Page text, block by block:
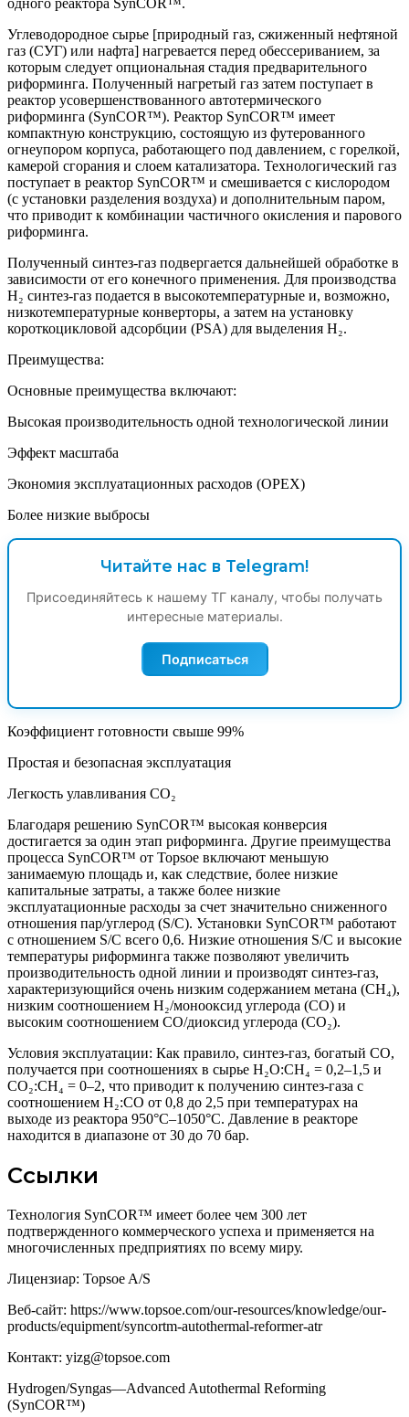
одного реактора SynCOR™.
Углеводородное сырье [природный газ, сжиженный нефтяной
газ (СУГ) или нафта] нагревается перед обессериванием, за
которым следует опциональная стадия предварительного
риформинга. Полученный нагретый газ затем поступает в
реактор усовершенствованного автотермического
риформинга (SynCOR™). Реактор SynCOR™ имеет
компактную конструкцию, состоящую из футерованного
огнеупором корпуса, работающего под давлением, с горелкой,
камерой сгорания и слоем катализатора. Технологический газ
поступает в реактор SynCOR™ и смешивается с кислородом
(с установки разделения воздуха) и дополнительным паром,
что приводит к комбинации частичного окисления и парового
риформинга.
Полученный синтез-газ подвергается дальнейшей обработке в
зависимости от его конечного применения. Для производства
H₂ синтез-газ подается в высокотемпературные и, возможно,
низкотемпературные конверторы, а затем на установку
короткоцикловой адсорбции (PSA) для выделения H₂.
Преимущества:
Основные преимущества включают:
Высокая производительность одной технологической линии
Эффект масштаба
Экономия эксплуатационных расходов (OPEX)
Более низкие выбросы
Читайте нас в Telegram!
Присоединяйтесь к нашему ТГ каналу, чтобы получать
интересные материалы.
Подписаться
Коэффициент готовности свыше 99%
Простая и безопасная эксплуатация
Легкость улавливания CO₂
Благодаря решению SynCOR™ высокая конверсия
достигается за один этап риформинга. Другие преимущества
процесса SynCOR™ от Topsoe включают меньшую
занимаемую площадь и, как следствие, более низкие
капитальные затраты, а также более низкие
эксплуатационные расходы за счет значительно сниженного
отношения пар/углерод (S/C). Установки SynCOR™ работают
с отношением S/C всего 0,6. Низкие отношения S/C и высокие
температуры риформинга также позволяют увеличить
производительность одной линии и производят синтез-газ,
характеризующийся очень низким содержанием метана (CH₄),
низким соотношением H₂/монооксид углерода (CO) и
высоким соотношением CO/диоксид углерода (CO₂).
Условия эксплуатации: Как правило, синтез-газ, богатый CO,
получается при соотношениях в сырье H₂O:CH₄ = 0,2–1,5 и
CO₂:CH₄ = 0–2, что приводит к получению синтез-газа с
соотношением H₂:CO от 0,8 до 2,5 при температурах на
выходе из реактора 950°C–1050°C. Давление в реакторе
находится в диапазоне от 30 до 70 бар.
Ссылки
Технология SynCOR™ имеет более чем 300 лет
подтвержденного коммерческого успеха и применяется на
многочисленных предприятиях по всему миру.
Лицензиар: Topsoe A/S
Веб-сайт: https://www.topsoe.com/our-resources/knowledge/our-
products/equipment/syncortm-autothermal-reformer-atr
Контакт: yizg@topsoe.com
Hydrogen/Syngas—Advanced Autothermal Reforming
(SynCOR™)